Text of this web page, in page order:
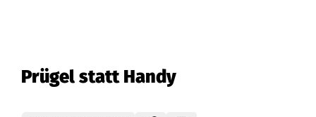
Prügel statt Handy